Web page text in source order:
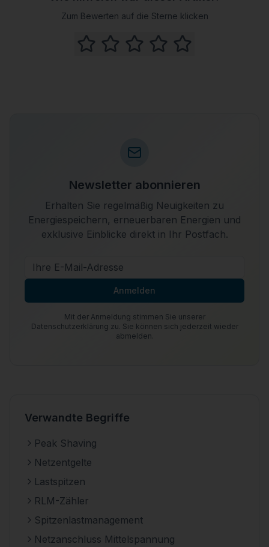
Zum Bewerten auf die Sterne klicken
Newsletter abonnieren
Erhalten Sie regelmäßig Neuigkeiten zu
Energiespeichern, erneuerbaren Energien und
exklusive Einblicke direkt in Ihr Postfach.
Anmelden
Mit der Anmeldung stimmen Sie unserer
Datenschutzerklärung zu. Sie können sich jederzeit wieder
abmelden.
Verwandte Begriffe
Peak Shaving
Netzentgelte
Lastspitzen
RLM-Zähler
Spitzenlastmanagement
Netzanschluss Mittelspannung